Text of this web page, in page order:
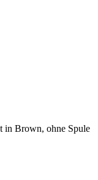
in Brown, ohne Spule